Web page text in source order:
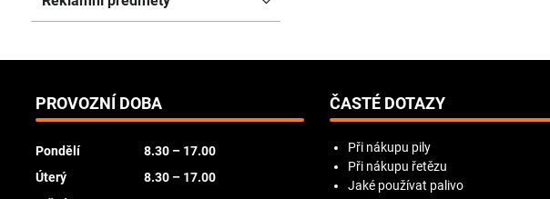
PROVOZNÍ DOBA
Pondělí
8.30 – 17.00
Úterý
8.30 – 17.00
ČASTÉ DOTAZY
Při nákupu pily
Při nákupu řetězu
Jaké používat palivo